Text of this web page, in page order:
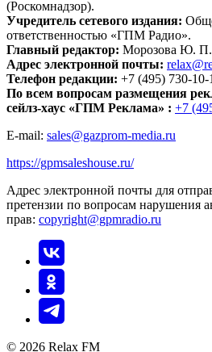
(Роскомнадзор).
Учредитель сетевого издания:
ответственностью «ГПМ Радио».
Главный редактор: Морозова Ю. П.
Адрес электронной почты:
Телефон редакции: +7 (495) 730-10-
По всем вопросам размещения
сейлз-хаус «ГПМ Реклама» : +7
E-mail: sales@gazprom-media.ru
https://gpmsaleshouse.ru/
Адрес электронной почты для
претензии по вопросам нарушения
прав: copyright@gpmradio.ru
© 2026 Relax FM